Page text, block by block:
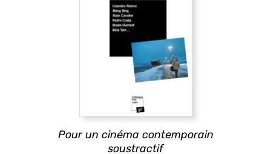
Pour un cinéma contemporain
soustractif